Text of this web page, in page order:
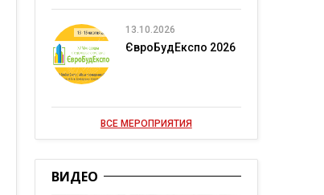
13.10.2026
ЄвроБудЕкспо 2026
ВСЕ МЕРОПРИЯТИЯ
ВИДЕО